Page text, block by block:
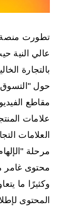
عالي النية حيث
بالتجارة
حول "التسوق
مقاطع الفيديو
علامات المنتجات
العلامات
مرحلة "الإلهام"
محتوى غامر مثل
وكثيرًا ما
المحتوى